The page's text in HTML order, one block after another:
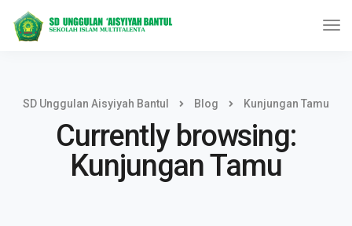
SD Unggulan Aisyiyah Bantul Blog Kunjungan Tamu
Currently browsing:
Kunjungan Tamu